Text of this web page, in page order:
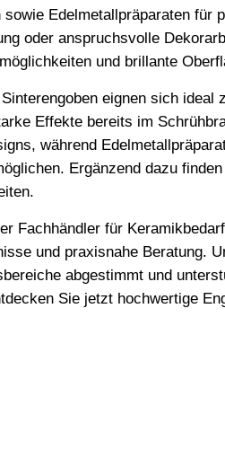
sowie Edelmetallpräparaten
oder anspruchsvolle
und brillante
eignen sich ideal
Effekte bereits im
während
Ergänzend dazu
Fachhändler für
und praxisnahe Beratung.
abgestimmt und
Sie jetzt hochwertige